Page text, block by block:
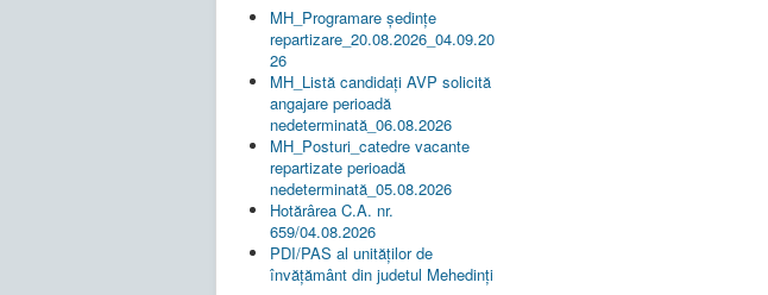
MH_Programare ședințe
repartizare_20.08.2026_04.09.20
26
MH_Listă candidați AVP solicită
angajare perioadă
nedeterminată_06.08.2026
MH_Posturi_catedre vacante
repartizate perioadă
nedeterminată_05.08.2026
Hotărârea C.A. nr.
659/04.08.2026
PDI/PAS al unităților de
învățământ din judetul Mehedinți